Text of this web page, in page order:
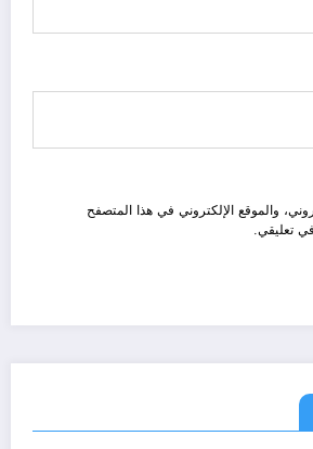
والموقع الإلكتروني في هذا المتصفح
تعليقي.